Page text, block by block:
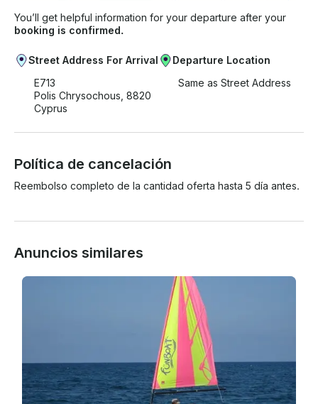
You’ll get helpful information for your departure after your
booking is confirmed.
Street Address For Arrival
E713
Polis Chrysochous, 8820
Cyprus
Departure Location
Same as Street Address
Política de cancelación
Reembolso completo de la cantidad oferta hasta 5 día antes.
Anuncios similares